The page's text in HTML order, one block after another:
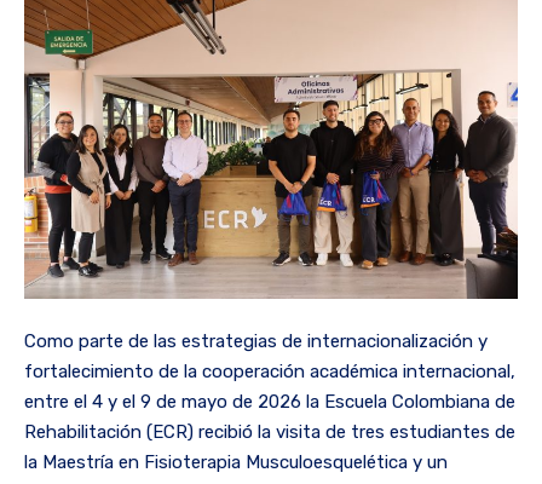
Como parte de las estrategias de internacionalización y
fortalecimiento de la cooperación académica internacional,
entre el 4 y el 9 de mayo de 2026 la Escuela Colombiana de
Rehabilitación (ECR) recibió la visita de tres estudiantes de
la Maestría en Fisioterapia Musculoesquelética y un